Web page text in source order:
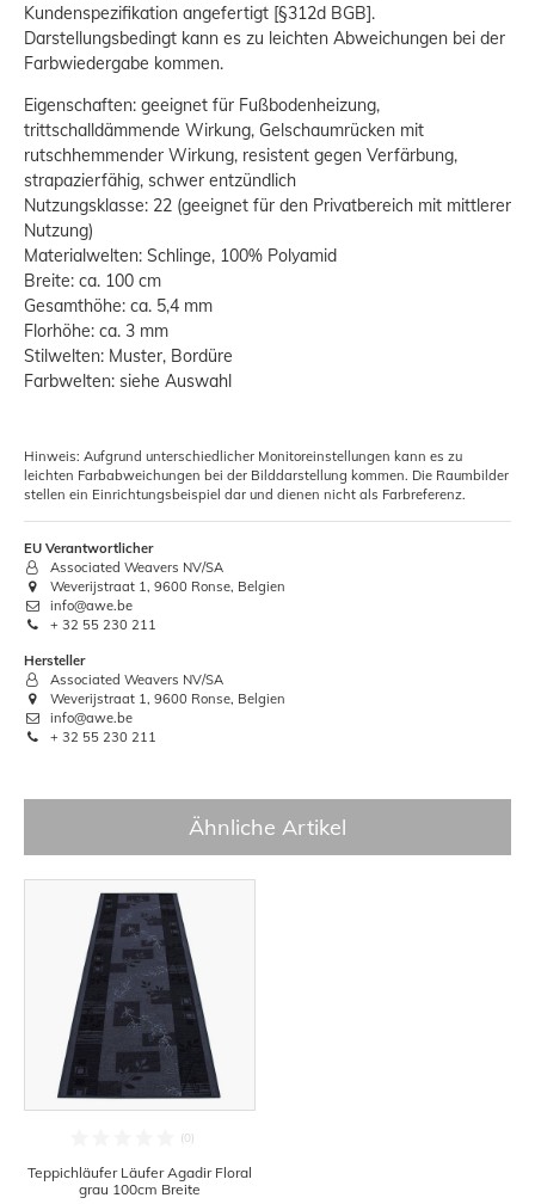
Kundenspezifikation angefertigt [§312d BGB].
Darstellungsbedingt kann es zu leichten Abweichungen bei der
Farbwiedergabe kommen.
Eigenschaften: geeignet für Fußbodenheizung,
trittschalldämmende Wirkung, Gelschaumrücken mit
rutschhemmender Wirkung, resistent gegen Verfärbung,
strapazierfähig, schwer entzündlich
Nutzungsklasse: 22 (geeignet für den Privatbereich mit mittlerer
Nutzung)
Materialwelten: Schlinge, 100% Polyamid
Breite: ca. 100 cm
Gesamthöhe: ca. 5,4 mm
Florhöhe: ca. 3 mm
Stilwelten: Muster, Bordüre
Farbwelten: siehe Auswahl
Hinweis: Aufgrund unterschiedlicher Monitoreinstellungen kann es zu
leichten Farbabweichungen bei der Bilddarstellung kommen. Die Raumbilder
stellen ein Einrichtungsbeispiel dar und dienen nicht als Farbreferenz.
EU Verantwortlicher
Associated Weavers NV/SA
Weverijstraat 1, 9600 Ronse, Belgien
info@awe.be
+ 32 55 230 211
Hersteller
Associated Weavers NV/SA
Weverijstraat 1, 9600 Ronse, Belgien
info@awe.be
+ 32 55 230 211
Ähnliche Artikel
Teppichläufer Läufer Agadir Floral
grau 100cm Breite